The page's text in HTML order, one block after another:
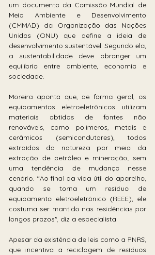
um documento da Comissão Mundial de
Meio Ambiente e Desenvolvimento
(CMMAD) da Organização das Nações
Unidas (ONU) que define a ideia de
desenvolvimento sustentável. Segundo ela,
a sustentabilidade deve abranger um
equilíbrio entre ambiente, economia e
sociedade.
Moreira aponta que, de forma geral, os
equipamentos eletroeletrônicos utilizam
materiais obtidos de fontes não
renováveis, como polímeros, metais e
cerâmicos (semicondutores), todos
extraídos da natureza por meio da
extração de petróleo e mineração, sem
uma tendência de mudança nesse
cenário. “Ao final da vida útil do aparelho,
quando se torna um resíduo de
equipamento eletroeletrônico (REEE), ele
costuma ser mantido nas residências por
longos prazos", diz a especialista.
Apesar da existência de leis como a PNRS,
que incentiva a reciclagem de resíduos